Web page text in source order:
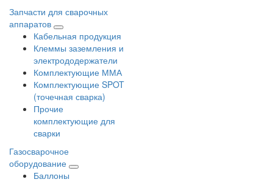
Запчасти для сварочных
аппаратов
Кабельная продукция
Клеммы заземления и
электрододержатели
Комплектующие ММА
Комплектующие SPOT
(точечная сварка)
Прочие
комплектующие для
сварки
Газосварочное
оборудование
Баллоны